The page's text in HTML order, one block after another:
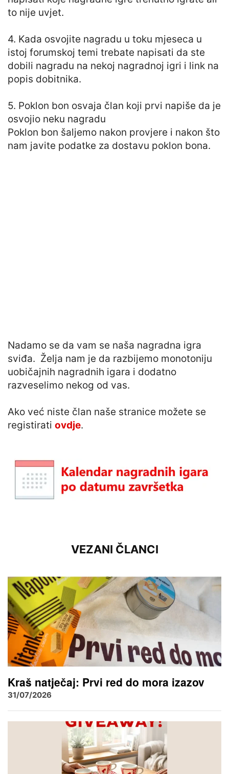
to nije uvjet.
4. Kada osvojite nagradu u toku mjeseca u
istoj forumskoj temi trebate napisati da ste
dobili nagradu na nekoj nagradnoj igri i link na
popis dobitnika.
5. Poklon bon osvaja član koji prvi napiše da je
osvojio neku nagradu
Poklon bon šaljemo nakon provjere i nakon što
nam javite podatke za dostavu poklon bona.
Nadamo se da vam se naša nagradna igra
sviđa. Želja nam je da razbijemo monotoniju
uobičajnih nagradnih igara i dodatno
razveselimo nekog od vas.
Ako već niste član naše stranice možete se
registirati ovdje.
VEZANI ČLANCI
Kraš natječaj: Prvi red do mora izazov
31/07/2026